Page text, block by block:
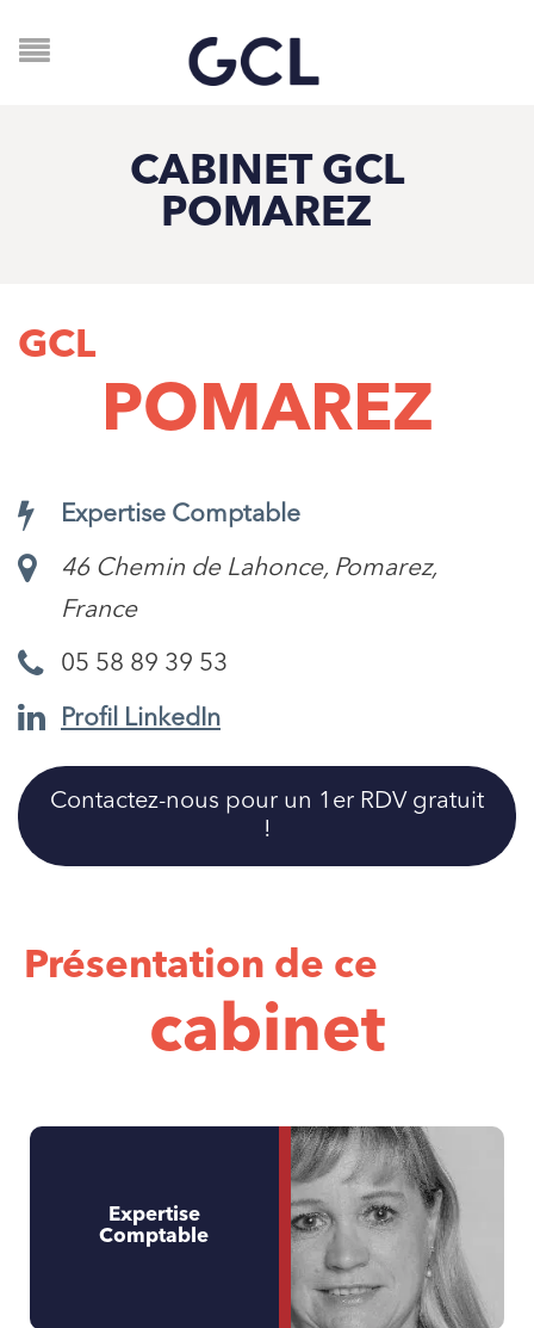
CABINET GCL
POMAREZ
GCL
POMAREZ
Expertise Comptable
46 Chemin de Lahonce, Pomarez,
France
05 58 89 39 53
Profil LinkedIn
Contactez-nous pour un 1er RDV gratuit
!
Présentation de ce
cabinet
Expertise
Comptable